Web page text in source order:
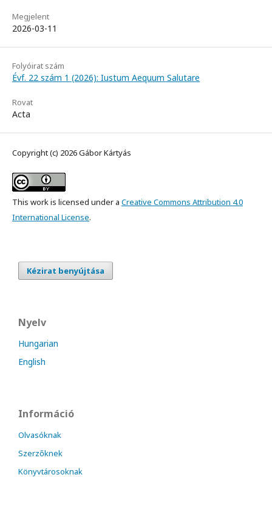
Megjelent
2026-03-11
Folyóirat szám
Évf. 22 szám 1 (2026): Iustum Aequum Salutare
Rovat
Acta
Copyright (c) 2026 Gábor Kártyás
This work is licensed under a Creative Commons Attribution 4.0
International License.
Kézirat benyújtása
Nyelv
Hungarian
English
Információ
Olvasóknak
Szerzőknek
Könyvtárosoknak